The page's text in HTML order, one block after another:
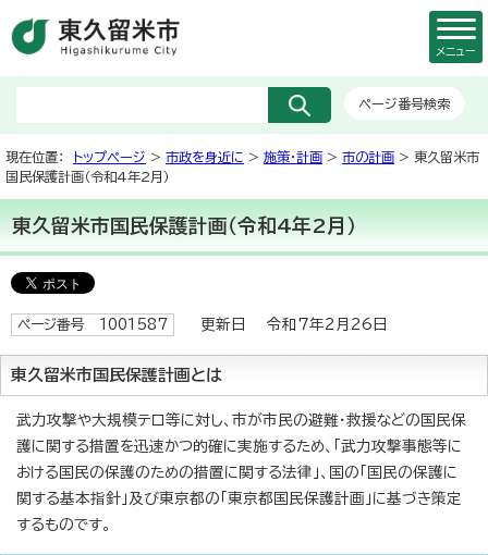
ページ番号検索
メニュー
現在位置： トップページ > 市政を身近に > 施策・計画 > 市の計画 > 東久留米市
国民保護計画（令和4年2月）
東久留米市国民保護計画（令和4年2月）
ページ番号 1001587 更新日 令和7年2月26日
東久留米市国民保護計画とは
武力攻撃や大規模テロ等に対し、市が市民の避難・救援などの国民保
護に関する措置を迅速かつ的確に実施するため、「武力攻撃事態等に
おける国民の保護のための措置に関する法律」、国の「国民の保護に
関する基本指針」及び東京都の「東京都国民保護計画」に基づき策定
するものです。